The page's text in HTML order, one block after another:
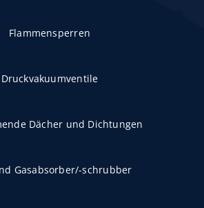
Flammensperren
Druckvakuumventile
Dächer und Dichtungen
Gasabsorber/-schrubber